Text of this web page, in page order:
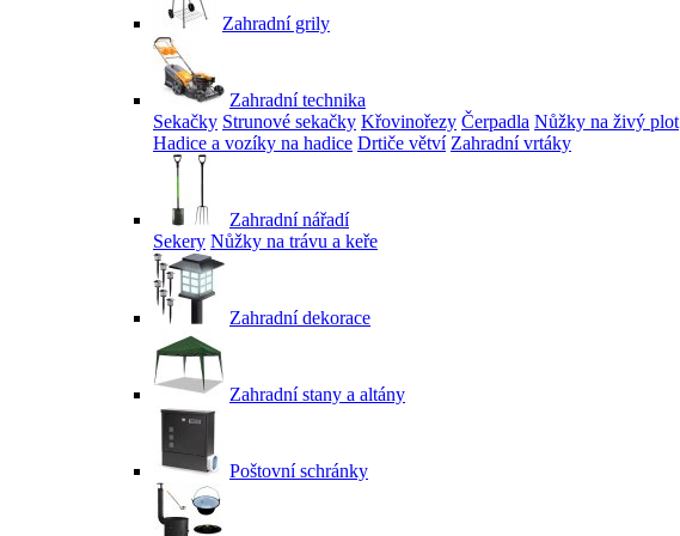
Zahradní grily
Zahradní technika
Sekačky Strunové sekačky Křovinořezy Čerpadla Nůžky na živý plot
Hadice a vozíky na hadice Drtiče větví Zahradní vrtáky
Zahradní nářadí
Sekery Nůžky na trávu a keře
Zahradní dekorace
Zahradní stany a altány
Poštovní schránky